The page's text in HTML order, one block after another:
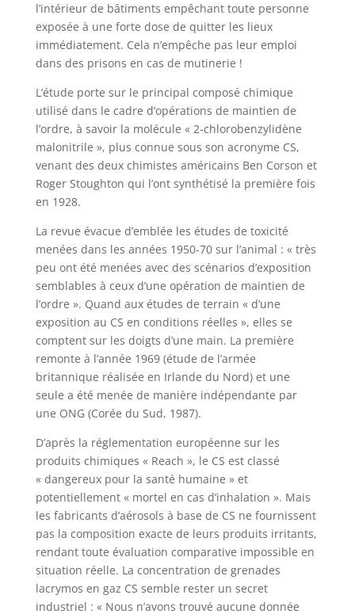
l’intérieur de bâtiments empêchant toute personne
exposée à une forte dose de quitter les lieux
immédiatement. Cela n’empêche pas leur emploi
dans des prisons en cas de mutinerie !
L’étude porte sur le principal composé chimique
utilisé dans le cadre d’opérations de maintien de
l’ordre, à savoir la molécule « 2-chlorobenzylidène
malonitrile », plus connue sous son acronyme CS,
venant des deux chimistes américains Ben Corson et
Roger Stoughton qui l’ont synthétisé la première fois
en 1928.
La revue évacue d’emblée les études de toxicité
menées dans les années 1950-70 sur l’animal : « très
peu ont été menées avec des scénarios d’exposition
semblables à ceux d’une opération de maintien de
l’ordre ». Quand aux études de terrain « d’une
exposition au CS en conditions réelles », elles se
comptent sur les doigts d’une main. La première
remonte à l’année 1969 (étude de l’armée
britannique réalisée en Irlande du Nord) et une
seule a été menée de manière indépendante par
une ONG (Corée du Sud, 1987).
D’après la réglementation européenne sur les
produits chimiques « Reach », le CS est classé
« dangereux pour la santé humaine » et
potentiellement « mortel en cas d’inhalation ». Mais
les fabricants d’aérosols à base de CS ne fournissent
pas la composition exacte de leurs produits irritants,
rendant toute évaluation comparative impossible en
situation réelle. La concentration de grenades
lacrymos en gaz CS semble rester un secret
industriel : « Nous n’avons trouvé aucune donnée